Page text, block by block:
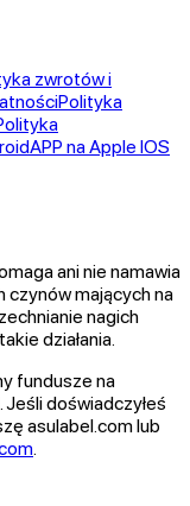
zwrotów i
Polityka
APP na Apple IOS
ani nie namawia
czynów mających na
nagich
działania.
fundusze na
doświadczyłeś
asulabel.com lub
.